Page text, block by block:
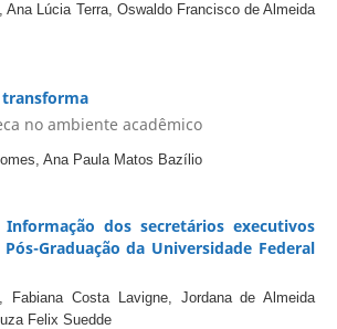
Ana Lúcia Terra, Oswaldo Francisco de Almeida
transforma
no ambiente acadêmico
Ana Paula Matos Bazílio
dos secretários executivos
Graduação da Universidade Federal
Fabiana Costa Lavigne, Jordana de Almeida
Felix Suedde